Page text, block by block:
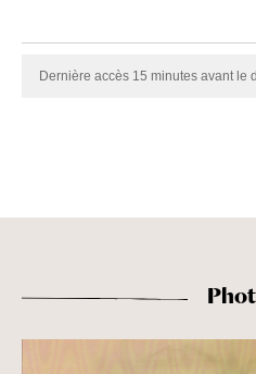
Dernière accès 15 minutes avant le